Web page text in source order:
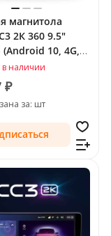
магнитола
2К 360 9.5"
10, 4G,
- круговой
Audi TT II (8J)
2010 - 2014
в наличии
₽
за: шт